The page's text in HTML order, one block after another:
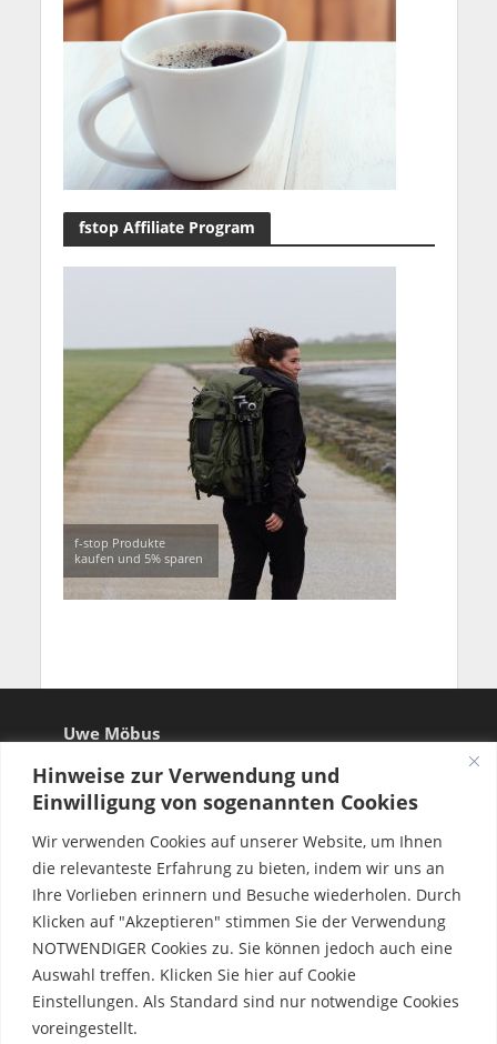
Hinweise zur Verwendung und
Einwilligung von sogenannten Cookies
Wir verwenden Cookies auf unserer Website, um Ihnen
die relevanteste Erfahrung zu bieten, indem wir uns an
Ihre Vorlieben erinnern und Besuche wiederholen. Durch
Klicken auf "Akzeptieren" stimmen Sie der Verwendung
NOTWENDIGER Cookies zu. Sie können jedoch auch eine
Auswahl treffen. Klicken Sie hier auf Cookie
Einstellungen. Als Standard sind nur notwendige Cookies
voreingestellt.
fstop Affiliate Program
f-stop Produkte
kaufen und 5% sparen
Uwe Möbus